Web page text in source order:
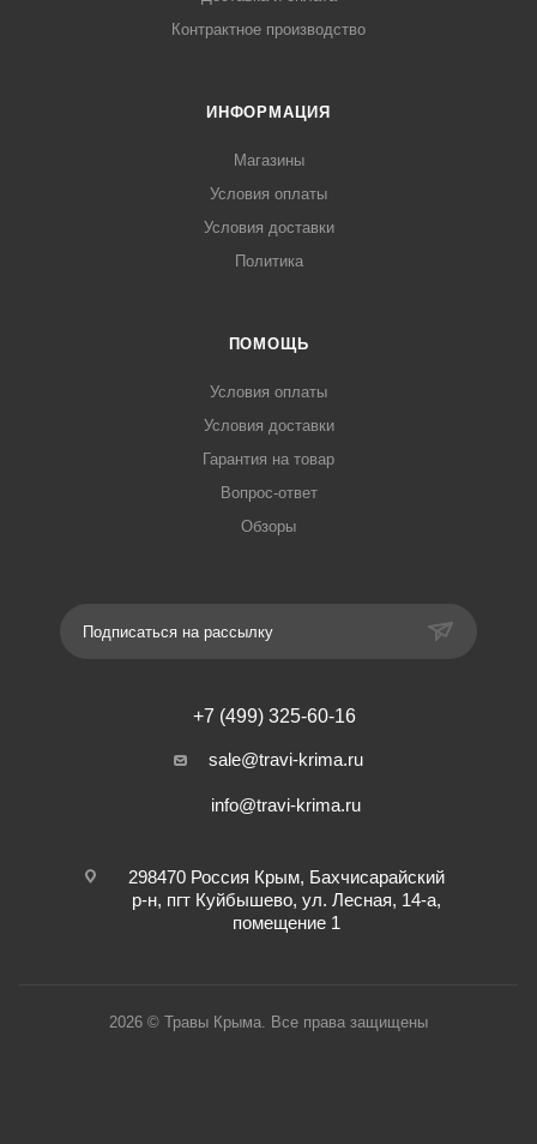
Контрактное производство
ИНФОРМАЦИЯ
Магазины
Условия оплаты
Условия доставки
Политика
ПОМОЩЬ
Условия оплаты
Условия доставки
Гарантия на товар
Вопрос-ответ
Обзоры
Подписаться на рассылку
+7 (499) 325-60-16
sale@travi-krima.ru
info@travi-krima.ru
298470 Россия Крым, Бахчисарайский
р-н, пгт Куйбышево, ул. Лесная, 14-а,
помещение 1
2026 © Травы Крыма. Все права защищены